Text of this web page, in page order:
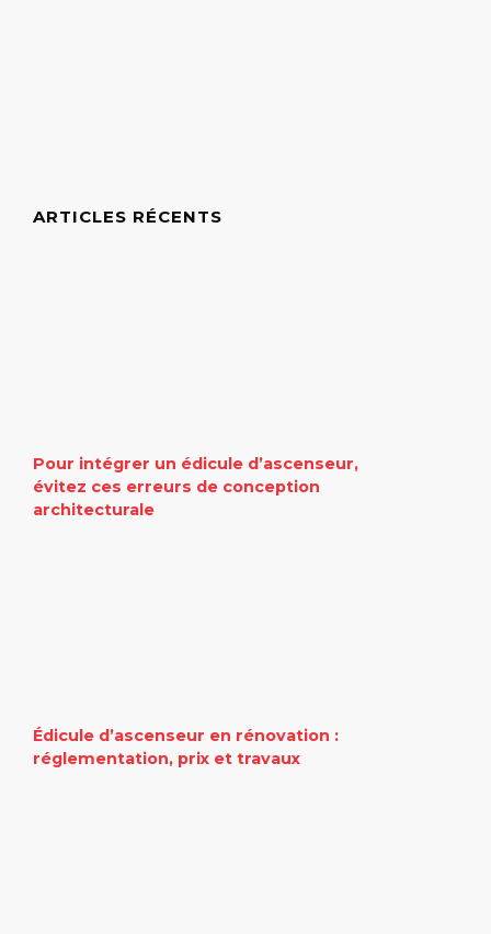
ARTICLES RÉCENTS
Pour intégrer un édicule d’ascenseur,
évitez ces erreurs de conception
architecturale
Édicule d’ascenseur en rénovation :
réglementation, prix et travaux